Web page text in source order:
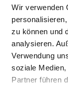
Wir verwenden
zu können und
analysieren.
Verwendung
soziale
Partner führen
Mail:
Anfahrt
https://